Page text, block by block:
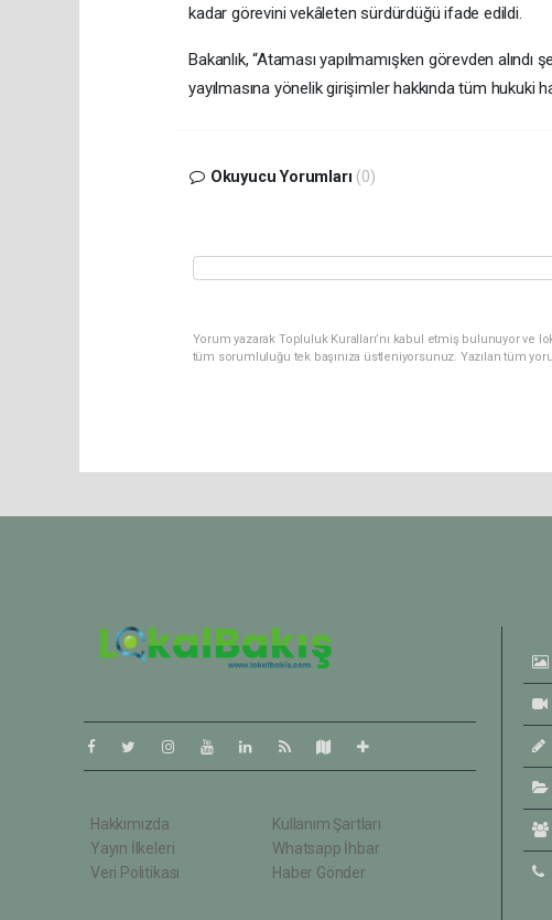
kadar görevini vekâleten sürdürdüğü ifade edildi.
Bakanlık, “Ataması yapılmamışken görevden
yayılmasına yönelik girişimler hakkında tüm hukuki
Okuyucu Yorumları (0)
Yorum yazarak Topluluk Kuralları’nı kabul etmiş bulunuyor ve
tüm sorumluluğu tek başınıza üstleniyorsunuz. Yazılan tüm
Hakkımızda
Yayın İlkeleri
Veri Politikası
Kullanım Şartları
Whatsapp İhbar
Haber Gönder